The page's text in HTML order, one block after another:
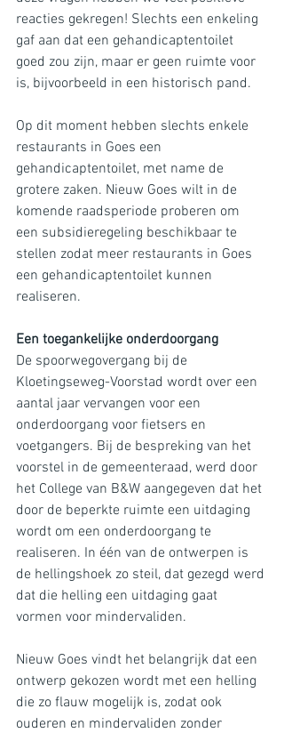
reacties gekregen! Slechts een enkeling
gaf aan dat een gehandicaptentoilet
goed zou zijn, maar er geen ruimte voor
is, bijvoorbeeld in een historisch pand.
Op dit moment hebben slechts enkele
restaurants in Goes een
gehandicaptentoilet, met name de
grotere zaken. Nieuw Goes wilt in de
komende raadsperiode proberen om
een subsidieregeling beschikbaar te
stellen zodat meer restaurants in Goes
een gehandicaptentoilet kunnen
realiseren.
Een toegankelijke onderdoorgang
De spoorwegovergang bij de
Kloetingseweg-Voorstad wordt over een
aantal jaar vervangen voor een
onderdoorgang voor fietsers en
voetgangers. Bij de bespreking van het
voorstel in de gemeenteraad, werd door
het College van B&W aangegeven dat het
door de beperkte ruimte een uitdaging
wordt om een onderdoorgang te
realiseren. In één van de ontwerpen is
de hellingshoek zo steil, dat gezegd werd
dat die helling een uitdaging gaat
vormen voor mindervaliden.
Nieuw Goes vindt het belangrijk dat een
ontwerp gekozen wordt met een helling
die zo flauw mogelijk is, zodat ook
ouderen en mindervaliden zonder